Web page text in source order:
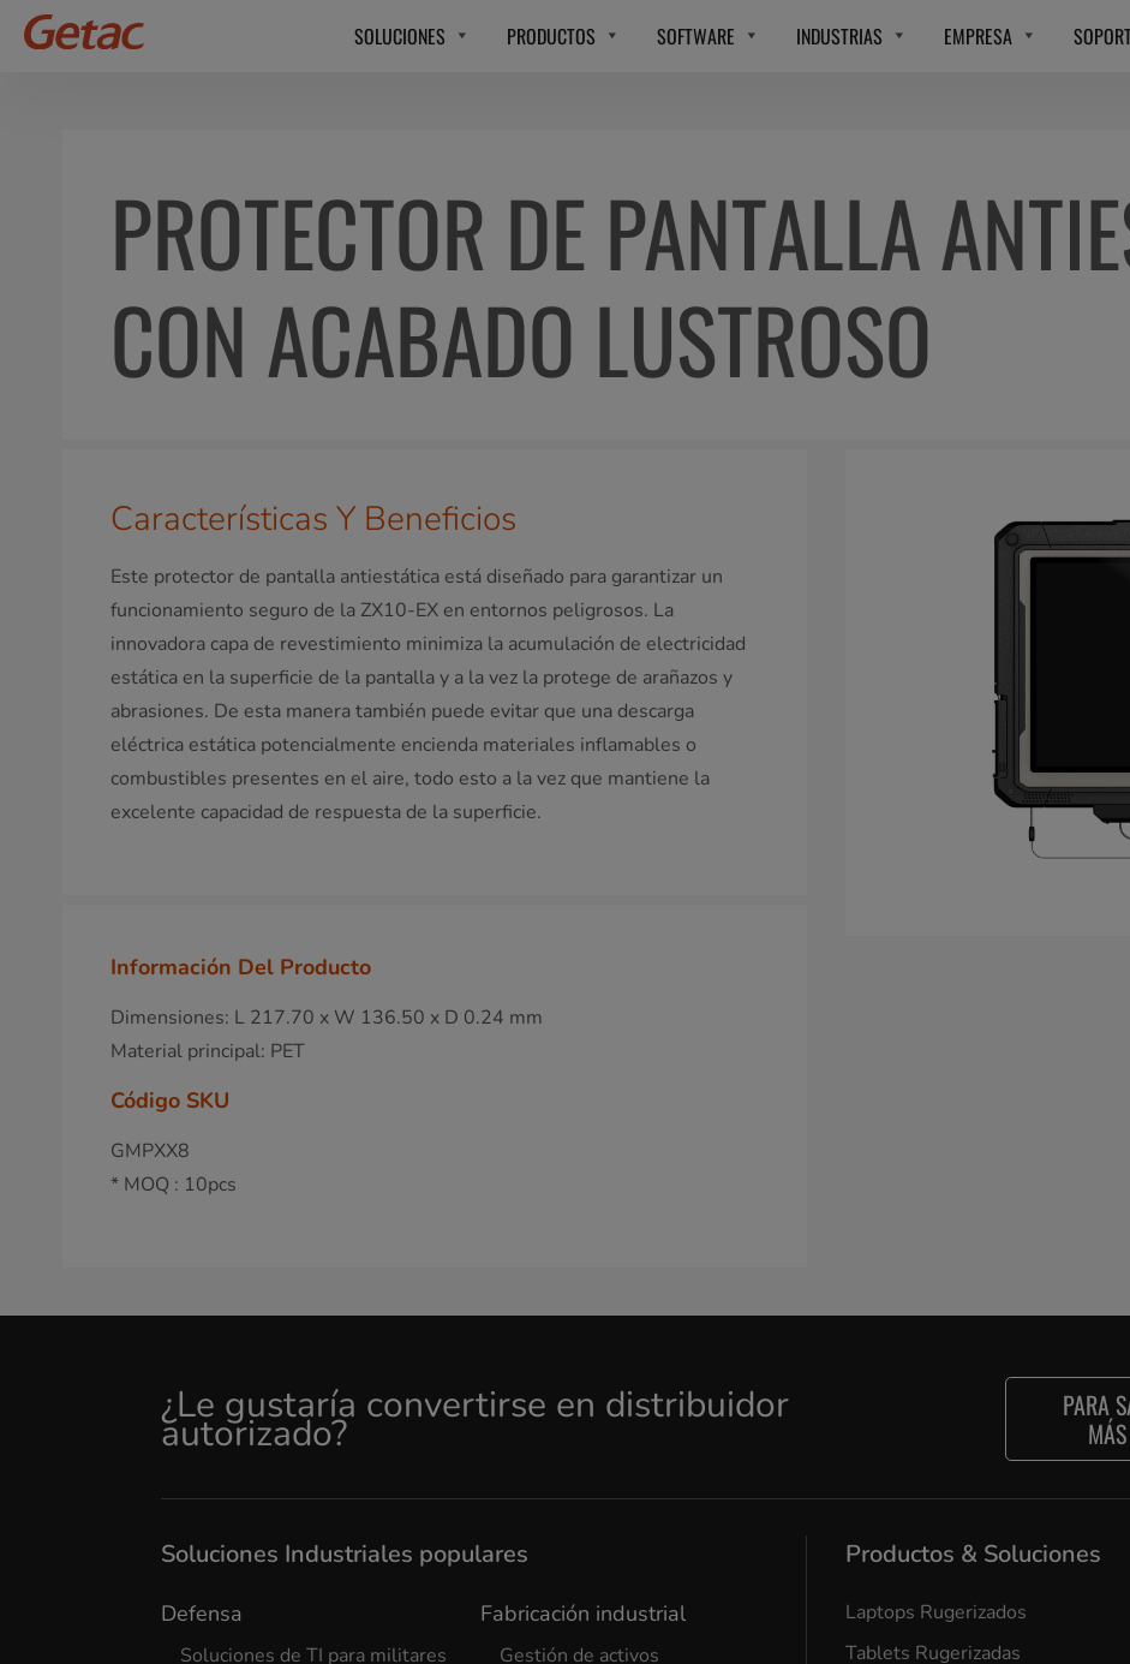
SOLUCIONES PRODUCTOS SOFTWARE INDUSTRIAS EMPRESA
PROTECTOR DE PANTALLA
CON ACABADO LUSTROSO
Características Y Beneficios
Este protector de pantalla antiestática está diseñado para garantizar un
funcionamiento seguro de la ZX10-EX en entornos peligrosos. La
innovadora capa de revestimiento minimiza la acumulación de electricidad
estática en la superficie de la pantalla y a la vez la protege de arañazos y
abrasiones. De esta manera también puede evitar que una descarga
eléctrica estática potencialmente encienda materiales inflamables o
combustibles presentes en el aire, todo esto a la vez que mantiene la
excelente capacidad de respuesta de la superficie.
Información Del Producto
Dimensiones: L 217.70 x W 136.50 x D 0.24 mm
Material principal: PET
Código SKU
GMPXX8
* MOQ : 10pcs
Cancel Yes, I agree
¿Le gustaría convertirse en distribuidor
autorizado?
PARA
MÁS
Soluciones Industriales populares
Defensa
Soluciones de TI para militares
Fabricación industrial
Gestión de activos
Productos & Soluciones
Laptops Rugerizados
Tablets Rugerizadas